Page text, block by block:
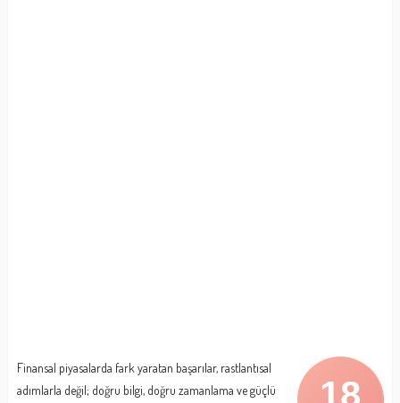
Finansal piyasalarda fark yaratan başarılar, rastlantısal
adımlarla değil; doğru bilgi, doğru zamanlama ve güçlü